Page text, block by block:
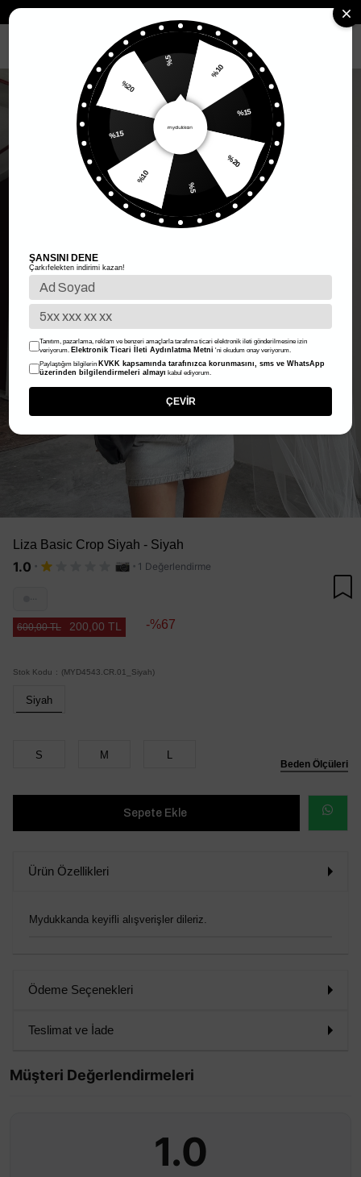
Kadın Üst Giyim Liza Basic Crop
Liza Basic Crop Siyah - Siyah
1.0 · · 1 Değerlendirme
600,00 TL 200,00 TL 67
Stok Kodu (MYD4543.CR.01_Siyah)
Beden Ölçüleri
Siyah
S M L
SİPARİŞ
Ürün Özellikleri
Mydukkanda keyifli alışverişler dileriz.
Ödeme Seçenekleri
Teslimat ve İade
Müşteri Değerlendirmeleri
1.0
%5
%10
%15
%20
%5
%10
%15
%20
ŞANSINI DENE
Çarkıfelekten indirimi kazan!
Tanıtım, pazarlama, reklam ve benzeri amaçlarla tarafıma ticari elektronik ileti gönderilmesine izin
veriyorum. Elektronik Ticari İleti Aydınlatma Metni 'ni okudum onay veriyorum.
Paylaştığım bilgilerin KVKK kapsamında tarafınızca korunmasını, sms ve WhatsApp
üzerinden bilgilendirmeleri almayı kabul ediyorum.
ÇEVİR